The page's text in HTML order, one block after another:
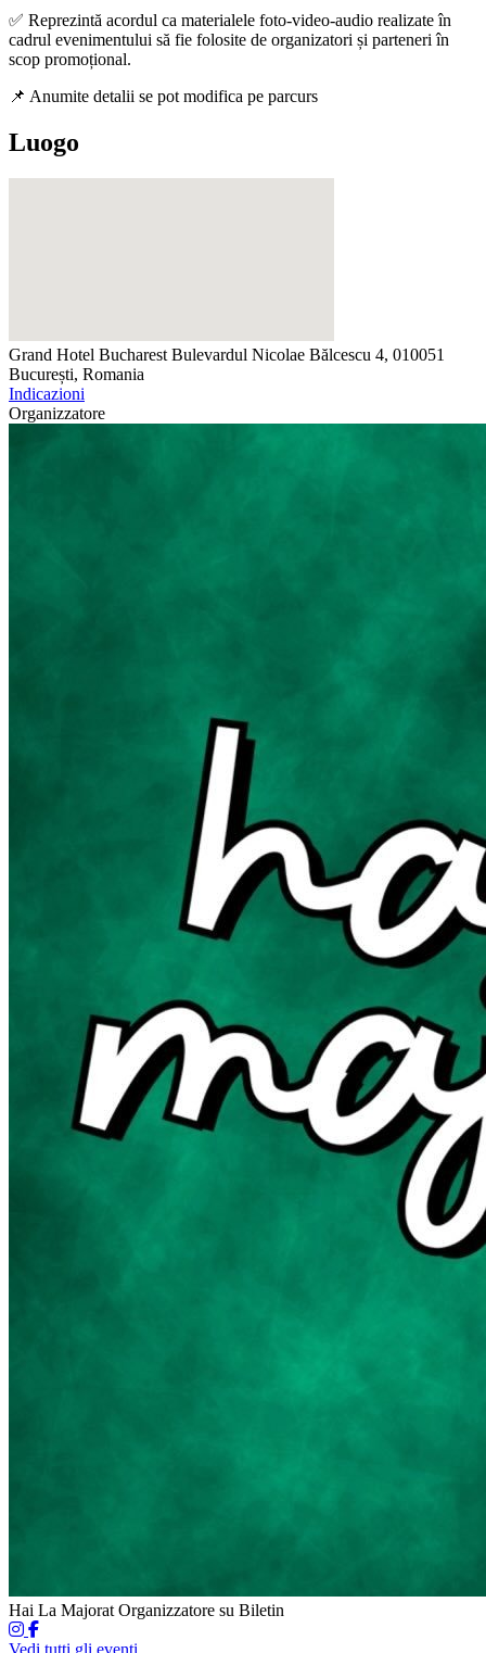
✅ Reprezintă acordul ca materialele foto-video-audio realizate în
cadrul evenimentului să fie folosite de organizatori și parteneri în
scop promoțional.
📌 Anumite detalii se pot modifica pe parcurs
Luogo
Grand Hotel Bucharest Bulevardul Nicolae Bălcescu 4, 010051
București, Romania
Indicazioni
Organizzatore
Hai La Majorat Organizzatore su Biletin